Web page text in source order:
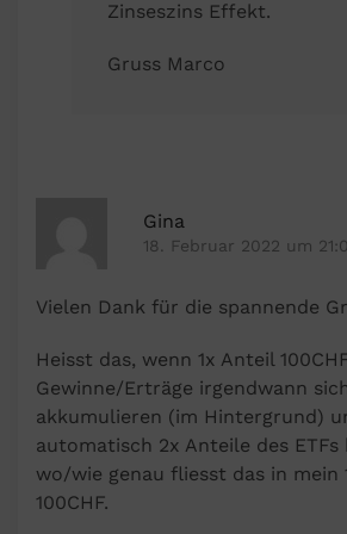
Zinseszins Effekt.
Gruss Marco
Gina
18. Februar 2022 um
Vielen Dank für die spannende
Heisst das, wenn 1x Anteil
Gewinne/Erträge irgendwann
akkumulieren (im Hintergrund)
automatisch 2x Anteile des ETFs
wo/wie genau fliesst das in mein
100CHF.